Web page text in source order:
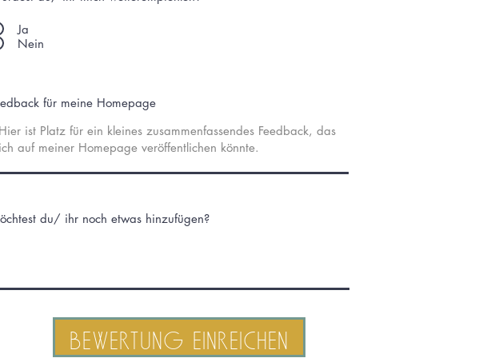
Ja
Nein
für meine Homepage
du/ ihr noch etwas hinzufügen?
Bewertung einreichen